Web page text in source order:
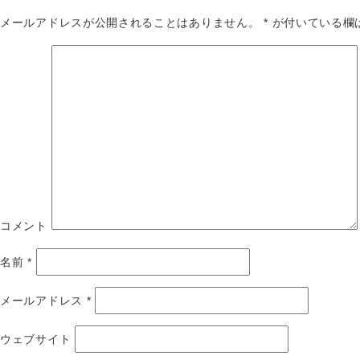
メールアドレスが公開されることはありません。 * が付いている欄
コメント
名前*
メールアドレス *
ウェブサイト